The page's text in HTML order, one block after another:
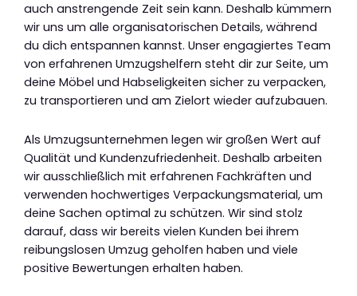
auch anstrengende Zeit sein kann. Deshalb kümmern
wir uns um alle organisatorischen Details, während
du dich entspannen kannst. Unser engagiertes Team
von erfahrenen Umzugshelfern steht dir zur Seite, um
deine Möbel und Habseligkeiten sicher zu verpacken,
zu transportieren und am Zielort wieder aufzubauen.
Als Umzugsunternehmen legen wir großen Wert auf
Qualität und Kundenzufriedenheit. Deshalb arbeiten
wir ausschließlich mit erfahrenen Fachkräften und
verwenden hochwertiges Verpackungsmaterial, um
deine Sachen optimal zu schützen. Wir sind stolz
darauf, dass wir bereits vielen Kunden bei ihrem
reibungslosen Umzug geholfen haben und viele
positive Bewertungen erhalten haben.